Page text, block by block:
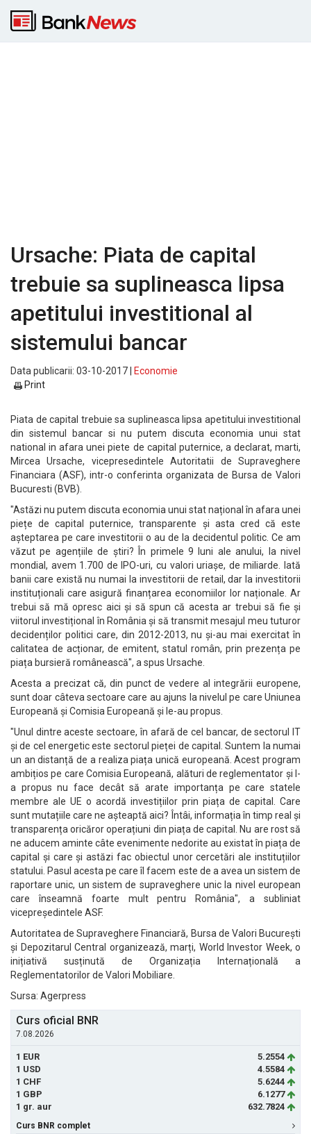
Ursache: Piata de capital
trebuie sa suplineasca lipsa
apetitului investitional al
sistemului bancar
Data publicarii: 03-10-2017 |
Economie
Print
Piata de capital trebuie sa suplineasca lipsa apetitului investitional
din sistemul bancar si nu putem discuta economia unui stat
national in afara unei piete de capital puternice, a declarat, marti,
Mircea Ursache, vicepresedintele Autoritatii de Supraveghere
Financiara (ASF), intr-o conferinta organizata de Bursa de Valori
Bucuresti (BVB).
"Astăzi nu putem discuta economia unui stat național în afara unei
piețe de capital puternice, transparente și asta cred că este
așteptarea pe care investitorii o au de la decidentul politic. Ce am
văzut pe agențiile de știri? În primele 9 luni ale anului, la nivel
mondial, avem 1.700 de IPO-uri, cu valori uriașe, de miliarde. Iată
banii care există nu numai la investitorii de retail, dar la investitorii
instituționali care asigură finanțarea economiilor lor naționale. Ar
trebui să mă opresc aici și să spun că acesta ar trebui să fie și
viitorul investițional în România și să transmit mesajul meu tuturor
decidenților politici care, din 2012-2013, nu și-au mai exercitat în
calitatea de acționar, de emitent, statul român, prin prezența pe
piața bursieră românească", a spus Ursache.
Acesta a precizat că, din punct de vedere al integrării europene,
sunt doar câteva sectoare care au ajuns la nivelul pe care Uniunea
Europeană și Comisia Europeană și le-au propus.
"Unul dintre aceste sectoare, în afară de cel bancar, de sectorul IT
și de cel energetic este sectorul pieței de capital. Suntem la numai
un an distanță de a realiza piața unică europeană. Acest program
ambițios pe care Comisia Europeană, alături de reglementator și l-
a propus nu face decât să arate importanța pe care statele
membre ale UE o acordă investițiilor prin piața de capital. Care
sunt mutațiile care ne așteaptă aici? Întâi, informația în timp real și
transparența oricăror operațiuni din piața de capital. Nu are rost să
ne aducem aminte câte evenimente nedorite au existat în piața de
capital și care și astăzi fac obiectul unor cercetări ale instituțiilor
statului. Pasul acesta pe care îl facem este de a avea un sistem de
raportare unic, un sistem de supraveghere unic la nivel european
care înseamnă foarte mult pentru România", a subliniat
vicepreședintele ASF.
Autoritatea de Supraveghere Financiară, Bursa de Valori București
și Depozitarul Central organizează, marți, World Investor Week, o
inițiativă susținută de Organizația Internațională a
Reglementatorilor de Valori Mobiliare.
Sursa: Agerpress
Curs oficial BNR
7.08.2026
1 EUR
5.2554
1 USD
4.5584
1 CHF
5.6244
1 GBP
6.1277
1 gr. aur
632.7824
Curs BNR complet